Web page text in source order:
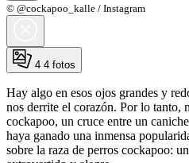
© @cockapoo_kalle / Instagram
4 4 fotos
Hay algo en esos ojos grandes y
nos derrite el corazón. Por lo tanto,
cockapoo, un cruce entre un
haya ganado una inmensa
sobre la raza de perros cockapoo: